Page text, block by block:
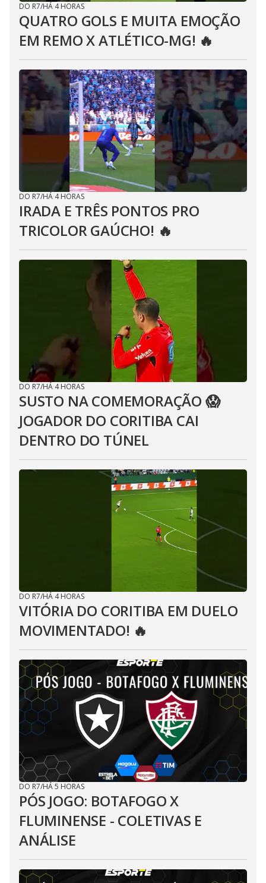
DO R7/HÁ 4 HORAS
QUATRO GOLS E MUITA EMOÇÃO
EM REMO X ATLÉTICO-MG! 🔥
DO R7/HÁ 4 HORAS
IRADA E TRÊS PONTOS PRO
TRICOLOR GAÚCHO! 🔥
DO R7/HÁ 4 HORAS
SUSTO NA COMEMORAÇÃO 😱
JOGADOR DO CORITIBA CAI
DENTRO DO TÚNEL
DO R7/HÁ 4 HORAS
VITÓRIA DO CORITIBA EM DUELO
MOVIMENTADO! 🔥
DO R7/HÁ 5 HORAS
PÓS JOGO: BOTAFOGO X
FLUMINENSE - COLETIVAS E
ANÁLISE